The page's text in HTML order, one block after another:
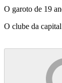
O garoto de 19
O clube da